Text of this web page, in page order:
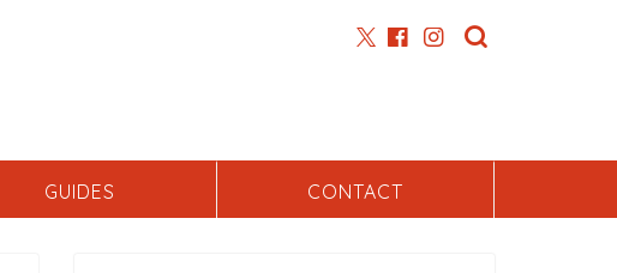
GUIDES CONTACT